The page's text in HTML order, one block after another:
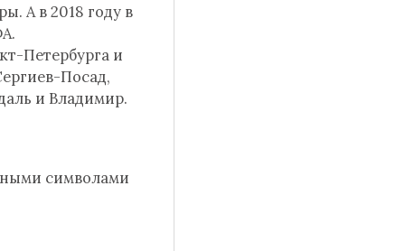
А в 2018 году в
Петербурга и
Посад,
и Владимир.
символами